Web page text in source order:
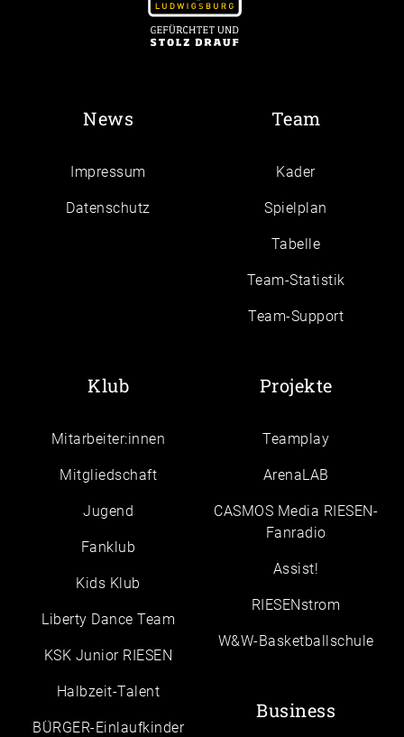
News
Impressum
Daten­schutz
Team
Kader
Spielplan
Tabelle
Team-Statistik
Team-Support
Klub
Mitarbeiter:innen
Mitgliedschaft
Jugend
Fanklub
Kids Klub
Liberty Dance Team
KSK Junior RIESEN
Halbzeit-Talent
BÜRGER-Einlaufkinder
Projekte
Teamplay
ArenaLAB
CASMOS Media RIESEN-
Fanradio
Assist!
RIESENstrom
W&W-Basketballschule
Business